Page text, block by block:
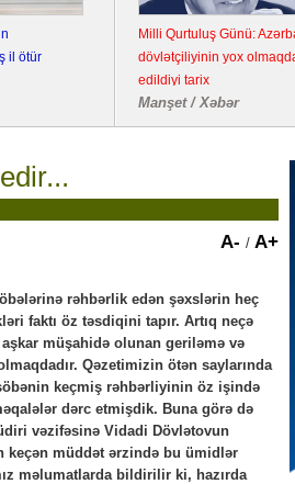
Milli Qurtuluş Günü: Azərbaycan
dövlətçiliyinin yox olmaqdan xilas
edildiyi tarix
Manşet / Xəbər
A- / A+
rəhbərlik edən şəxslərin heç
faktı öz təsdiqini tapır. Artıq neçə
müşahidə olunan geriləmə və
Qəzetimizin ötən saylarında
keçmiş rəhbərliyinin öz işində
dərc etmişdik. Buna görə də
vəzifəsinə Vidadi Dövlətovun
keçən müddət ərzində bu ümidlər
məlumatlarda bildirilir ki, hazırda